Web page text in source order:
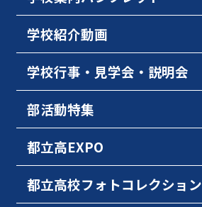
学校紹介動画
学校行事・見学会・説明会
部活動特集
都立高EXPO
都立高校フォトコレクション